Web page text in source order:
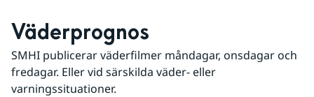
Väderprognos
SMHI publicerar väderfilmer måndagar, onsdagar och
fredagar. Eller vid särskilda väder- eller
varningssituationer.